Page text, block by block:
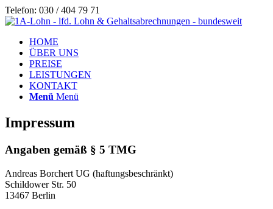
Telefon: 030 / 404 79 71
HOME
ÜBER UNS
PREISE
LEISTUNGEN
KONTAKT
Menü Menü
Impressum
Angaben gemäß § 5 TMG
Andreas Borchert UG (haftungsbeschränkt)
Schildower Str. 50
13467 Berlin